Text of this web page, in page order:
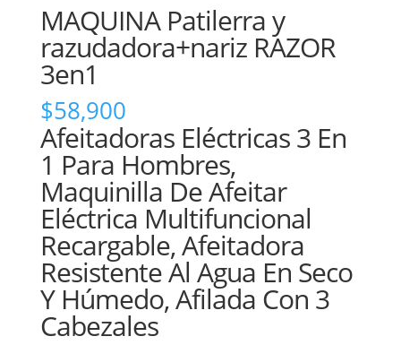
MAQUINA Patilerra y
razudadora+nariz RAZOR
3en1
$58,900
Afeitadoras Eléctricas 3 En
1 Para Hombres,
Maquinilla De Afeitar
Eléctrica Multifuncional
Recargable, Afeitadora
Resistente Al Agua En Seco
Y Húmedo, Afilada Con 3
Cabezales